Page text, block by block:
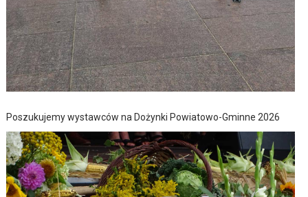
Poszukujemy wystawców na Dożynki Powiatowo-Gminne 2026